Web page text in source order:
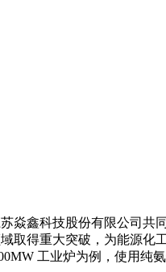
焱鑫科技股份有限公司
取得重大突破，为能源
工业炉为例，使用纯